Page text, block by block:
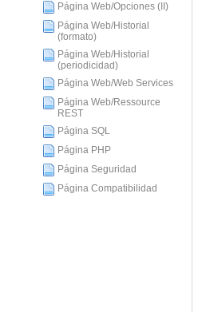
Página Web/Opciones (II)
Página Web/Historial
(formato)
Página Web/Historial
(periodicidad)
Página Web/Web Services
Página Web/Ressource
REST
Página SQL
Página PHP
Página Seguridad
Página Compatibilidad